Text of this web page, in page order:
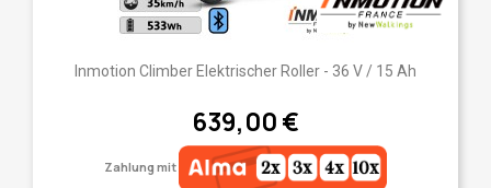
Inmotion Climber Elektrischer Roller - 36 V / 15 Ah
639,00 €
Zahlung mit